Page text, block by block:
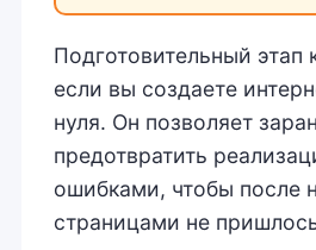
Подготовительный этап
если вы создаете
нуля. Он позволяет
предотвратить
ошибками, чтобы после
страницами не